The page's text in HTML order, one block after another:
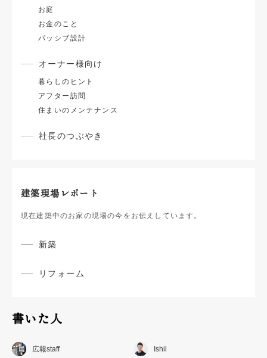
お庭
お金のこと
パッシブ設計
オーナー様向け
暮らしのヒント
アフター訪問
住まいのメンテナンス
社長のつぶやき
建築現場レポート
現在建築中のお家の現場の今をお伝えしています。
新築
リフォーム
書いた人
広報staff Ishii